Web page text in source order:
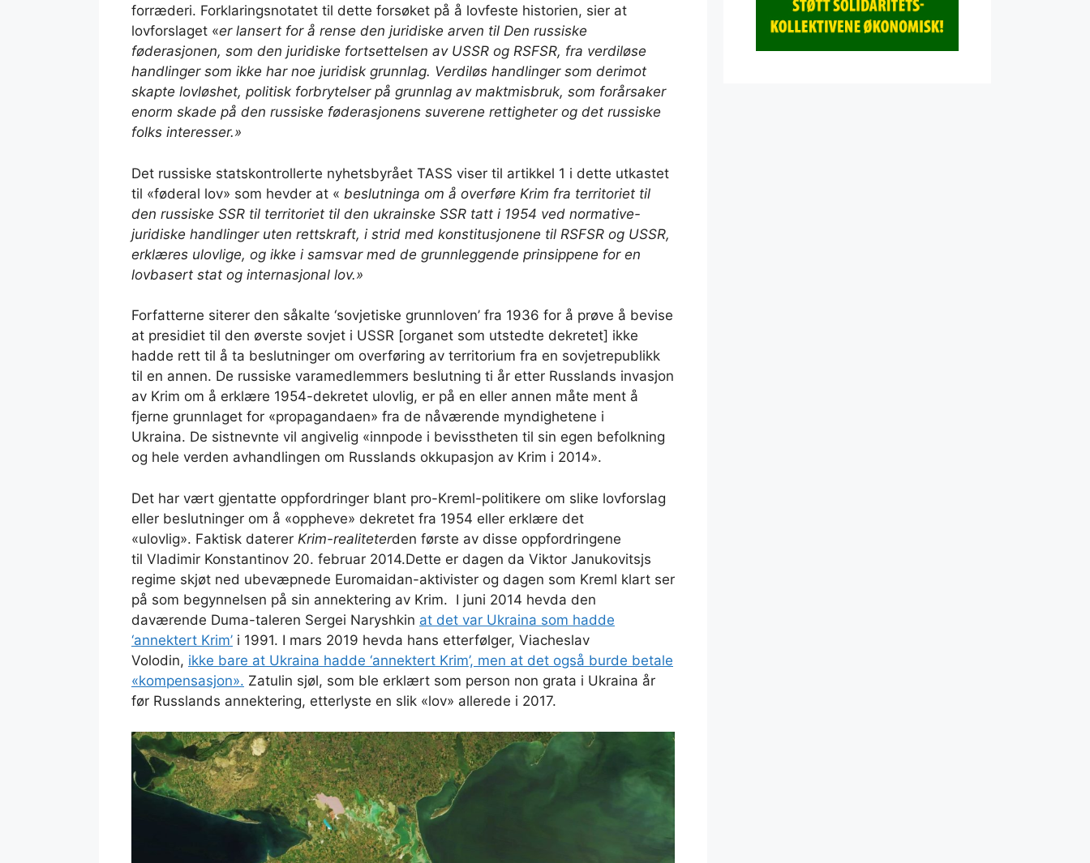
forræderi. Forklaringsnotatet til dette forsøket på å lovfeste historien, sier at
lovforslaget «er lansert for å rense den juridiske arven til Den russiske
føderasjonen, som den juridiske fortsettelsen av USSR og RSFSR, fra verdiløse
handlinger som ikke har noe juridisk grunnlag. Verdiløs handlinger som derimot
skapte lovløshet, politisk forbrytelser på grunnlag av maktmisbruk, som forårsaker
enorm skade på den russiske føderasjonens suverene rettigheter og det russiske
folks interesser.»
Det russiske statskontrollerte nyhetsbyrået TASS viser til artikkel 1 i dette utkastet
til «føderal lov» som hevder at « beslutninga om å overføre Krim fra territoriet til
den russiske SSR til territoriet til den ukrainske SSR tatt i 1954 ved normative-
juridiske handlinger uten rettskraft, i strid med konstitusjonene til RSFSR og USSR,
erklæres ulovlige, og ikke i samsvar med de grunnleggende prinsippene for en
lovbasert stat og internasjonal lov.»
Forfatterne siterer den såkalte ‘sovjetiske grunnloven’ fra 1936 for å prøve å bevise
at presidiet til den øverste sovjet i USSR [organet som utstedte dekretet] ikke
hadde rett til å ta beslutninger om overføring av territorium fra en sovjetrepublikk
til en annen. De russiske varamedlemmers beslutning ti år etter Russlands invasjon
av Krim om å erklære 1954-dekretet ulovlig, er på en eller annen måte ment å
fjerne grunnlaget for «propagandaen» fra de nåværende myndighetene i
Ukraina. De sistnevnte vil angivelig «innpode i bevisstheten til sin egen befolkning
og hele verden avhandlingen om Russlands okkupasjon av Krim i 2014».
Det har vært gjentatte oppfordringer blant pro-Kreml-politikere om slike lovforslag
eller beslutninger om å «oppheve» dekretet fra 1954 eller erklære det
«ulovlig». Faktisk daterer Krim-realiteterden første av disse oppfordringene
til Vladimir Konstantinov 20. februar 2014.Dette er dagen da Viktor Janukovitsjs
regime skjøt ned ubevæpnede Euromaidan-aktivister og dagen som Kreml klart ser
på som begynnelsen på sin annektering av Krim. I juni 2014 hevda den
daværende Duma-taleren Sergei Naryshkin at det var Ukraina som hadde
‘annektert Krim’ i 1991. I mars 2019 hevda hans etterfølger, Viacheslav
Volodin, ikke bare at Ukraina hadde ‘annektert Krim’, men at det også burde betale
«kompensasjon». Zatulin sjøl, som ble erklært som person non grata i Ukraina år
før Russlands annektering, etterlyste en slik «lov» allerede i 2017.